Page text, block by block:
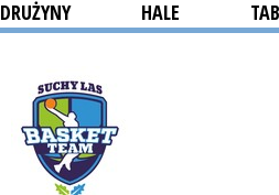
DRUŻYNY HALE